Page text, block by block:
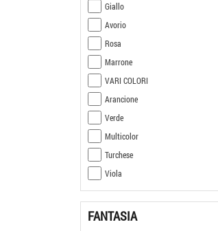
Giallo
Avorio
Rosa
Marrone
VARI COLORI
Arancione
Verde
Multicolor
Turchese
Viola
FANTASIA